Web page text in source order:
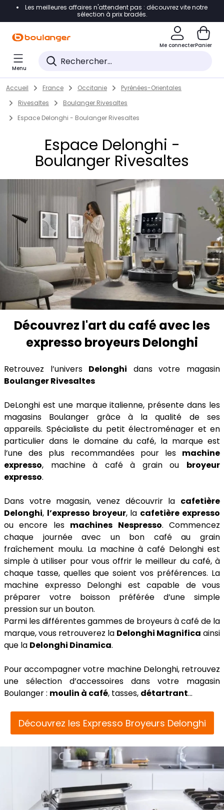
Accéder directement à la navigation
Accéder directement au pied de page
Accéder directement au chatbot
Les meilleures affaires n'attendent pas : découvrez vite notre
sélection à prix bradés.
Me connecterPanier
Menu
Skip to content
Return to Nav
Accueil France Occitanie
Pyrénées-Orientales
Rivesaltes
Boulanger Rivesaltes
Espace Delonghi - Boulanger Rivesaltes
Espace Delonghi -
Boulanger Rivesaltes
Découvrez l'art du café avec les
expresso broyeurs Delonghi
Retrouvez l’univers Delonghi dans votre magasin
Boulanger Rivesaltes
DeLonghi est une marque italienne, présente dans les
magasins Boulanger grâce à la qualité de ses
appareils. Spécialiste du petit électroménager et en
particulier dans le domaine du café, la marque est
l’une des plus recommandées pour les machine
expresso, machine à café à grain ou broyeur
expresso.
Dans votre magasin, venez découvrir la cafetière
Delonghi, l’expresso broyeur, la cafetière expresso
ou encore les machines Nespresso. Commencez
chaque journée avec un bon café au grain
fraîchement moulu. La machine à café Delonghi est
simple à utiliser pour vous offrir le meilleur du café, à
chaque tasse, quelles que soient vos préférences. La
machine expresso Delonghi est capable de vous
préparer votre boisson préférée d’une simple
pression sur un bouton.
Parmi les différentes gammes de broyeurs à café de la
marque, vous retrouverez la Delonghi Magnifica ainsi
que la Delonghi Dinamica.
Pour accompagner votre machine Delonghi, retrouvez
une sélection d’accessoires dans votre magasin
Boulanger : moulin à café, tasses, détartrant…
Découvrez les Expresso Broyeurs Delonghi